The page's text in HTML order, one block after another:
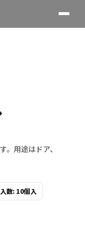
。用途はドア、
数: 10個入